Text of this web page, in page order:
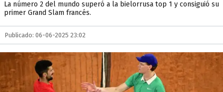
La número 2 del mundo superó a la bielorrusa top 1 y consiguió su
primer Grand Slam francés.
Publicado: 06-06-2025 23:02